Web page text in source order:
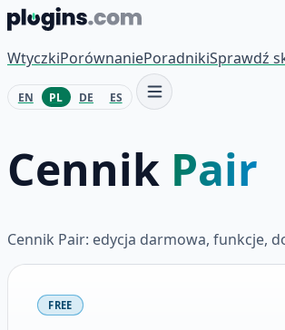
Przejdź do treści
WtyczkiPorównaniePoradnikiSprawdź
EN PL DE ES
Cennik Pair
Cennik Pair: edycja darmowa, funkcje,
Plany i ceny
FREE